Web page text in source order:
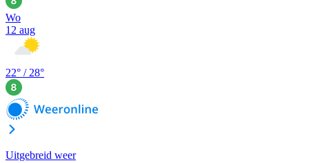
Wo
12 aug
22° / 28°
Uitgebreid weer